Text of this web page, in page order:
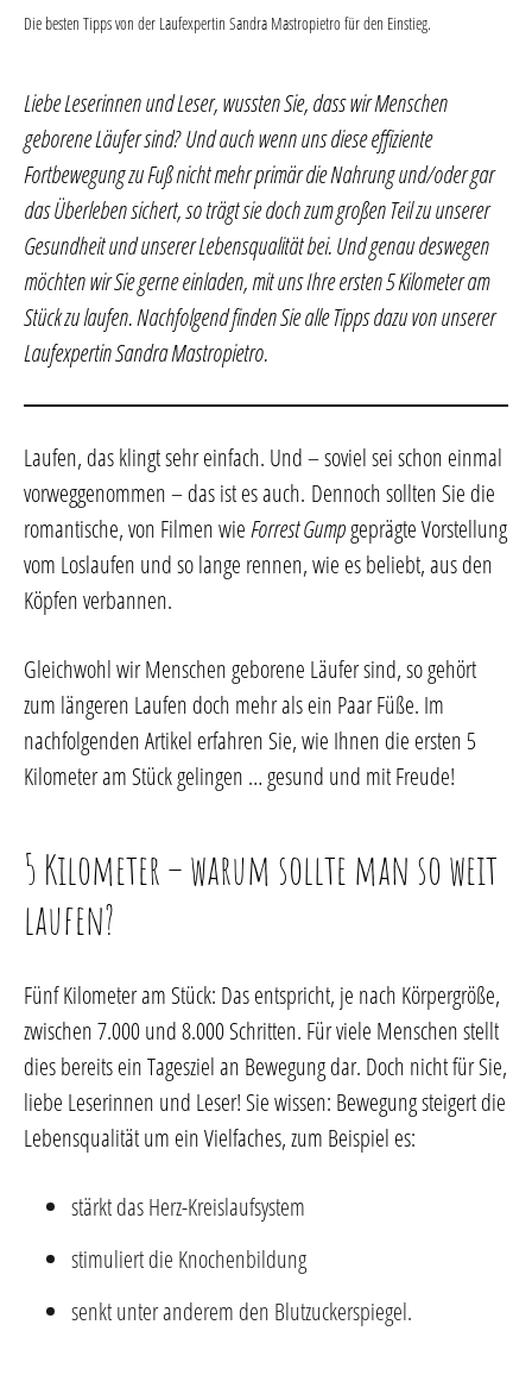
Die besten Tipps von der Laufexpertin Sandra Mastropietro für den Einstieg.
Liebe Leserinnen und Leser, wussten Sie, dass wir Menschen
geborene Läufer sind? Und auch wenn uns diese effiziente
Fortbewegung zu Fuß nicht mehr primär die Nahrung und/oder gar
das Überleben sichert, so trägt sie doch zum großen Teil zu unserer
Gesundheit und unserer Lebensqualität bei. Und genau deswegen
möchten wir Sie gerne einladen, mit uns Ihre ersten 5 Kilometer am
Stück zu laufen. Nachfolgend finden Sie alle Tipps dazu von unserer
Laufexpertin Sandra Mastropietro.
Laufen, das klingt sehr einfach. Und – soviel sei schon einmal
vorweggenommen – das ist es auch. Dennoch sollten Sie die
romantische, von Filmen wieForrest Gumpgeprägte Vorstellung
vom Loslaufen und so lange rennen, wie es beliebt, aus den
Köpfen verbannen.
Gleichwohl wir Menschen geborene Läufer sind, so gehört
zum längeren Laufen doch mehr als ein Paar Füße. Im
nachfolgenden Artikel erfahren Sie, wie Ihnen die ersten 5
Kilometer am Stück gelingen … gesund und mit Freude!
5 Kilometer – warum sollte man so weit
laufen?
Fünf Kilometer am Stück: Das entspricht, je nach Körpergröße,
zwischen 7.000 und 8.000 Schritten. Für viele Menschen stellt
dies bereits ein Tagesziel an Bewegung dar. Doch nicht für Sie,
liebe Leserinnen und Leser! Sie wissen: Bewegung steigert die
Lebensqualität um ein Vielfaches, zum Beispiel es:
stärkt das Herz-Kreislaufsystem
stimuliert die Knochenbildung
senkt unter anderem den Blutzuckerspiegel.